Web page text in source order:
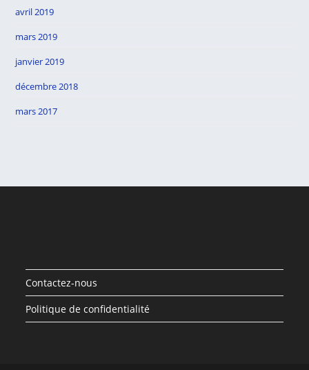
avril 2019
mars 2019
janvier 2019
décembre 2018
mars 2017
Contactez-nous
Politique de confidentialité